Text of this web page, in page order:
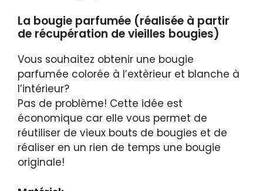
La bougie parfumée (réalisée à partir
de récupération de vieilles bougies)
Vous souhaitez obtenir une bougie
parfumée colorée à l’extèrieur et blanche à
l’intérieur?
Pas de problème! Cette idée est
économique car elle vous permet de
réutiliser de vieux bouts de bougies et de
réaliser en un rien de temps une bougie
originale!